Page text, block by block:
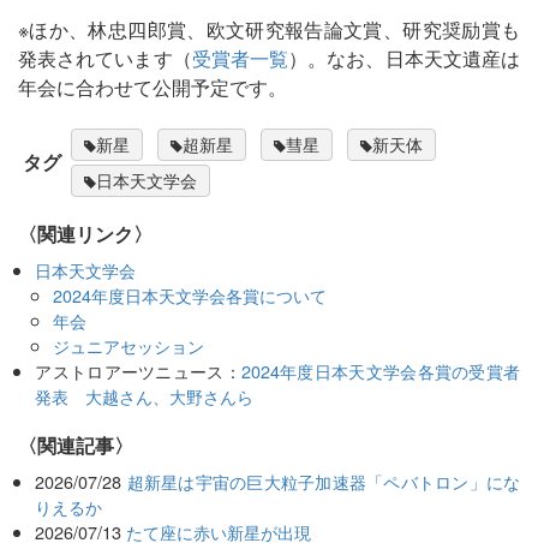
※ほか、林忠四郎賞、欧文研究報告論文賞、研究奨励賞も
発表されています（受賞者一覧）。なお、日本天文遺産は
年会に合わせて公開予定です。
タグ
新星 超新星 彗星
新天体
日本天文学会
〈関連リンク〉
日本天文学会
2024年度日本天文学会各賞について
年会
ジュニアセッション
アストロアーツニュース： 2024年度日本天文学会各賞の受賞者
発表 大越さん、大野さんら
関連記事
2026/07/28 超新星は宇宙の巨大粒子加速器「ペバトロン」にな
りえるか
2026/07/13 たて座に赤い新星が出現